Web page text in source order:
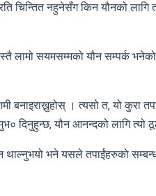
चिन्तित नहुनेसँग किन यौनको
लामो सयमसम्मको यौन सम्पर्क
। त्यसो त, यो कुरा
दिनुहुन्छ, यौन आनन्दको लागि त्यो
भने यसले तपाईंहरुको